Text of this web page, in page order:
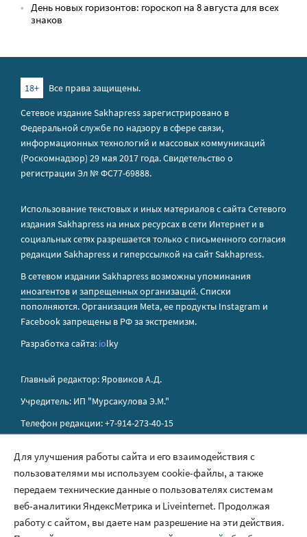
День новых горизонтов: гороскоп на 8 августа для всех
знаков
18+
Все права защищены.
Сетевое издание Sakhapress зарегистрировано в
Федеральной службе по надзору в сфере связи,
информационных технологий и массовых коммуникаций
(Роскомнадзор) 29 мая 2017 года. Свидетельство о
регистрации Эл № ФС77-69888.
Использование текстовых и иных материалов с сайта Сетевого
издания Sakhapress на иных ресурсах в сети Интернет и в
социальных сетях разрешается только с письменного согласия
редакции Sakhapress и гиперссылкой на сайт Sakhapress.
В сетевом издании Sakhapress возможны упоминания
иноагентов и запрещенных организаций. Списки
пополняются. Организация Metа, ее продукты Instagram и
Facebook запрещены в РФ за экстремизм.
Разработка сайта: iolky
Главный редактор: Яровиков А.Д.
Учредитель: ИП "Мурсакулова Э.М."
Телефон редакции: +7-914-273-40-15
Правила сайта
Политика обработки персональных данных
Размещение рекламы
Для улучшения работы сайта и его взаимодействия с
пользователями мы используем cookie-файлы, а также
передаем технические данные о пользователях системам
веб-аналитики ЯндексМетрика и Liveinternet. Продолжая
работу с сайтом, вы даете нам разрешение на эти действия.